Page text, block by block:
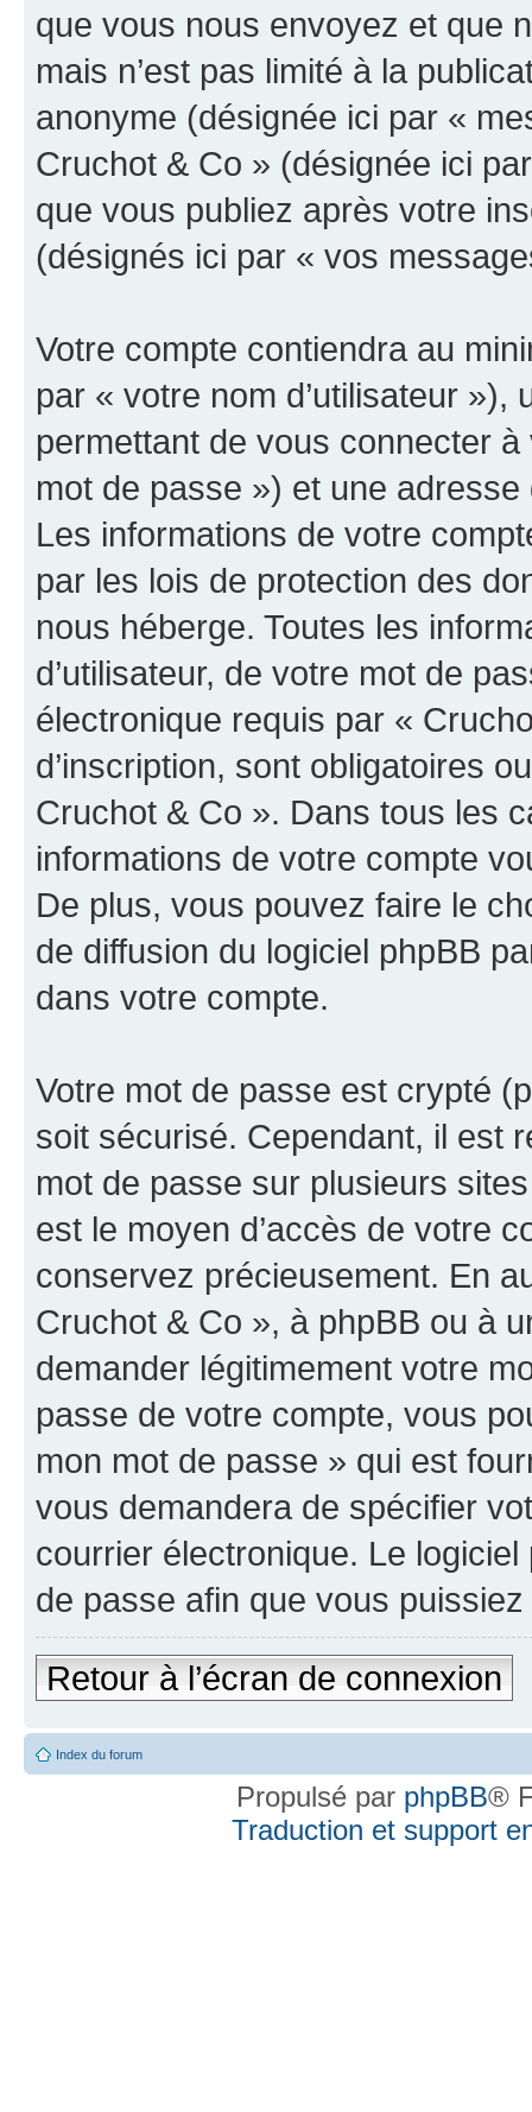
que vous nous envoyez et que
mais n’est pas limité à la
anonyme (désignée ici par «
Cruchot & Co » (désignée ici
que vous publiez après votre
(désignés ici par « vos
Votre compte contiendra au
par « votre nom d’utilisateur
permettant de vous connecter
mot de passe ») et une
Les informations de votre
par les lois de protection des
nous héberge. Toutes les
d’utilisateur, de votre mot de
électronique requis par «
d’inscription, sont obligatoires
Cruchot & Co ». Dans tous les
informations de votre compte
De plus, vous pouvez faire le
de diffusion du logiciel phpBB
dans votre compte.
Votre mot de passe est crypté
soit sécurisé. Cependant, il est
mot de passe sur plusieurs
est le moyen d’accès de votre
conservez précieusement. En
Cruchot & Co », à phpBB ou à
demander légitimement votre
passe de votre compte, vous
mon mot de passe » qui est
vous demandera de spécifier
courrier électronique. Le
de passe afin que vous
Retour à l’écran de connexion
Index du forum
Propulsé par phpBB®
Traduction et support